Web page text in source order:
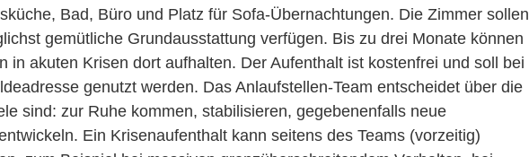
Bad, Büro und Platz für Sofa-Übernachtungen. Die Zimmer sollen
gemütliche Grundausstattung verfügen. Bis zu drei Monate können
in akuten Krisen dort aufhalten. Der Aufenthalt ist kostenfrei und soll bei
genutzt werden. Das Anlaufstellen-Team entscheidet über die
sind: zur Ruhe kommen, stabilisieren, gegebenenfalls neue
Ein Krisenaufenthalt kann seitens des Teams (vorzeitig)